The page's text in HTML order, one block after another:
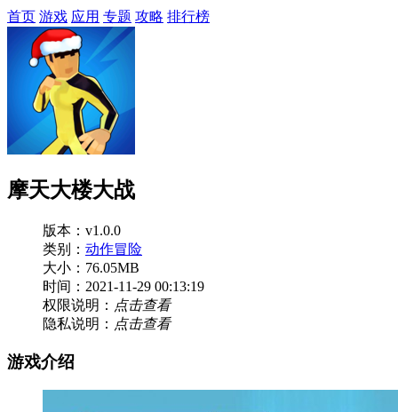
首页 游戏 应用 专题 攻略 排行榜
摩天大楼大战
版本：v1.0.0
类别： 动作冒险
大小：76.05MB
时间：2021-11-29 00:13:19
权限说明： 点击查看
隐私说明： 点击查看
游戏介绍